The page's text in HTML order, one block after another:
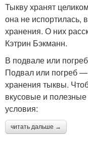
Тыкву хранят
она не испортилась,
хранения. О них
Кэтрин Бэкманн.
В подвале или
Подвал или погреб
хранения тыквы.
вкусовые и
условия:
читать дальше →